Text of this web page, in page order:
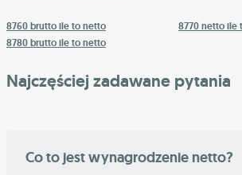
8760 brutto ile to netto
8770 netto ile
8780 brutto ile to netto
Najczęściej zadawane pytania
Co to jest wynagrodzenie netto?